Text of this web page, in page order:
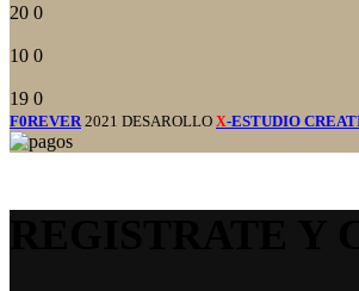
20 0
10 0
19 0
F0REVER 2021 DESAROLLO X-ESTUDIO